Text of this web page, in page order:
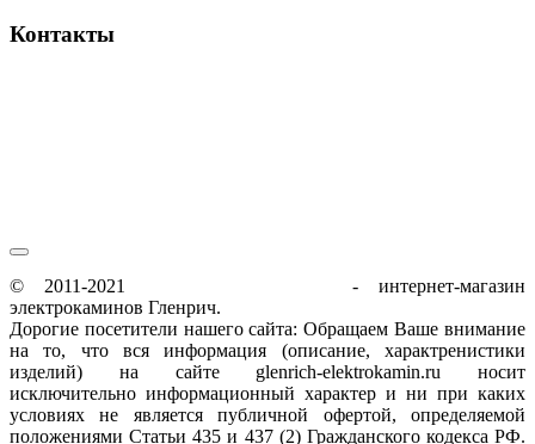
Контакты
© 2011-2021
- интернет-магазин
электрокаминов Гленрич.
Дорогие посетители нашего сайта: Обращаем Ваше внимание
на то, что вся информация (описание, характренистики
изделий) на сайте glenrich-elektrokamin.ru носит
исключительно информационный характер и ни при каких
условиях не является публичной офертой, определяемой
положениями Статьи 435 и 437 (2) Гражданского кодекса РФ.